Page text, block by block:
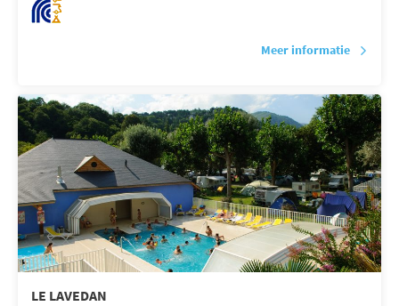
Meer informatie
LE LAVEDAN